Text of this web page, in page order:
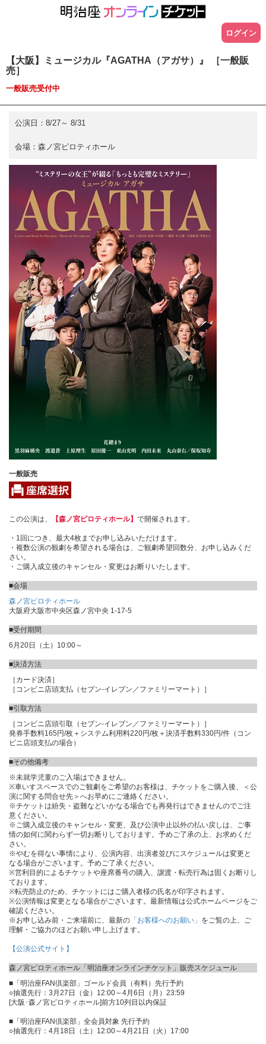
ログイン
【大阪】ミュージカル『AGATHA（アガサ）』 ［一般販
売］
一般販売受付中
公演日： 8/27～ 8/31
会場： 森ノ宮ピロティホール
一般販売
この公演は、 【森ノ宮ピロティホール】 で開催されます。
・1回につき、最大4枚までお申し込みいただけます。
・複数公演の観劇を希望される場合は、ご観劇希望回数分、お申し込みくだ
さい。
・ご購入成立後のキャンセル・変更はお断りいたします。
■会場
森ノ宮ピロティホール
大阪府大阪市中央区森ノ宮中央 1-17-5
■受付期間
6月20日（土）10:00～
■決済方法
［カード決済］
［コンビニ店頭支払（セブン-イレブン／ファミリーマート）］
■引取方法
［コンビニ店頭引取（セブン-イレブン／ファミリーマート）］
発券手数料165円/枚＋システム利用料220円/枚＋決済手数料330円/件（コン
ビニ店頭支払の場合）
■その他備考
※未就学児童のご入場はできません。
※車いすスペースでのご観劇をご希望のお客様は、チケットをご購入後、＜公
演に関する問合せ先＞へお早めにご連絡ください。
※チケットは紛失・盗難などいかなる場合でも再発行はできませんのでご注
意ください。
※ご購入成立後のキャンセル・変更、及び公演中止以外の払い戻しは、ご事
情の如何に関わらず一切お断りしております。予めご了承の上、お求めくだ
さい。
※やむを得ない事情により、公演内容、出演者並びにスケジュールは変更と
なる場合がございます。予めご了承ください。
※営利目的によるチケットや座席番号の購入、譲渡・転売行為は固くお断りし
ております。
※転売防止のため、チケットにはご購入者様の氏名が印字されます。
※公演情報は変更となる場合がございます。最新情報は公式ホームページをご
確認ください。
※お申し込み前・ご来場前に、最新の 「お客様へのお願い」 をご覧の上、ご
理解・ご協力のほどお願い申し上げます。
【公演公式サイト】
森ノ宮ピロティホール「明治座オンラインチケット」販売スケジュール
■「明治座FAN倶楽部」ゴールド会員（有料）先行予約
○抽選先行：3月27日（金）12:00～4月6日（月）23:59
[大阪･森ノ宮ピロティホール]前方10列目以内保証
■「明治座FAN倶楽部」全会員対象 先行予約
○抽選先行：4月18日（土）12:00～4月21日（火）17:00